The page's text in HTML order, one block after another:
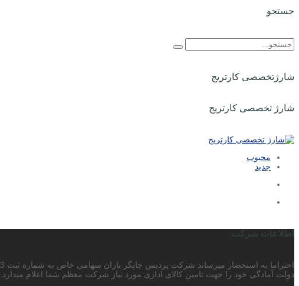
جستجو
شارژتخصصی کارتریج
شارژ تخصصی کارتریج
محبوب
جدید
اطلاعات شرکت
دولت آمادگی خود را جهت تامین کالای اداری مورد نیاز شرکت معظم شما اعلام میدارد.